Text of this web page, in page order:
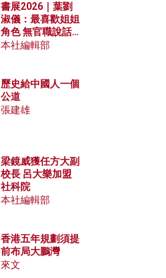
書展2026｜葉劉
淑儀：最喜歡姐姐
角色 無官職說話
包袱少
本社編輯部
歷史給中國人一個
公道
張建雄
梁鏡威獲任方大副
校長 呂大樂加盟
社科院
本社編輯部
香港五年規劃須提
前布局大鵬灣
來文